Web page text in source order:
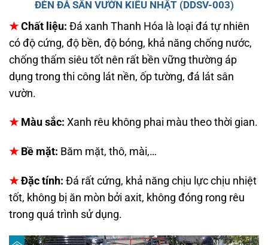
ĐÈN ĐÁ SÂN VƯỜN KIỂU NHẬT (DDSV-003)
★ Chất liệu: Đá xanh Thanh Hóa là loại đá tự nhiên
có độ cứng, độ bền, độ bóng, khả năng chống nước,
chống thấm siêu tốt nên rất bền vững thường áp
dụng trong thi công lát nền, ốp tường, đá lát sân
vườn.
★ Màu sắc: Xanh rêu không phai màu theo thời gian.
★ Bề mặt: Băm mặt, thô, mài,…
★ Đặc tính: Đá rất cứng, khả năng chịu lực chịu nhiệt
tốt, không bị ăn mòn bởi axit, không đóng rong rêu
trong quá trình sử dụng.